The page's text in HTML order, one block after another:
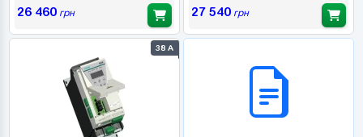
26 460грн 27 540грн
38 А